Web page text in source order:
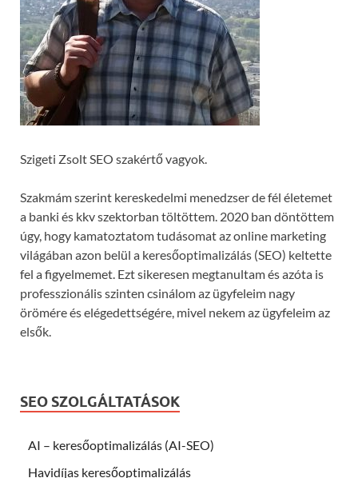
Szigeti Zsolt SEO szakértő vagyok.
Szakmám szerint kereskedelmi menedzser de fél életemet
a banki és kkv szektorban töltöttem. 2020 ban döntöttem
úgy, hogy kamatoztatom tudásomat az online marketing
világában azon belül a keresőoptimalizálás (SEO) keltette
fel a figyelmemet. Ezt sikeresen megtanultam és azóta is
professzionális szinten csinálom az ügyfeleim nagy
örömére és elégedettségére, mivel nekem az ügyfeleim az
elsők.
SEO SZOLGÁLTATÁSOK
AI – keresőoptimalizálás (AI-SEO)
Havidíjas keresőoptimalizálás